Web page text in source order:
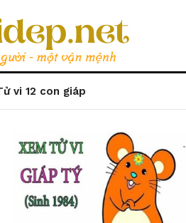
vi 12 con giáp